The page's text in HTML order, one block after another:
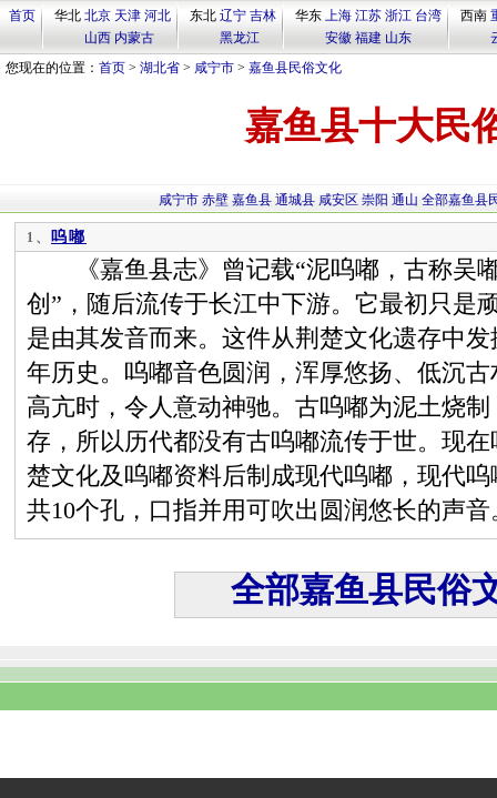
首页 华北 北京 天津 河北
山西 内蒙古
东北 辽宁 吉林
黑龙江
华东 上海 江苏 浙江 台湾
安徽 福建 山东
西南
您现在的位置： 首页 > 湖北省 > 咸宁市 > 嘉鱼县民俗文化
嘉鱼县十大民
咸宁市 赤壁 嘉鱼县 通城县 咸安区 崇阳 通山 全部嘉鱼县
1、 呜嘟
《嘉鱼县志》曾记载“泥呜嘟，古称吴
创”，随后流传于长江中下游。它最初只是
是由其发音而来。这件从荆楚文化遗存中
年历史。呜嘟音色圆润，浑厚悠扬、低沉
高亢时，令人意动神驰。古呜嘟为泥土烧
存，所以历代都没有古呜嘟流传于世。现
楚文化及呜嘟资料后制成现代呜嘟，现代
共10个孔，口指并用可吹出圆润悠长的声
全部嘉鱼县民俗